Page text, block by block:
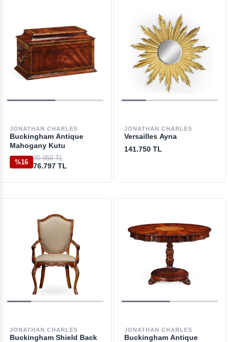
JONATHAN CHARLES
Buckingham Antique
Mahogany Kutu
%16
90.950 TL
76.797 TL
JONATHAN CHARLES
Versailles Ayna
141.750 TL
JONATHAN CHARLES
Buckingham Shield Back
JONATHAN CHARLES
Buckingham Antique